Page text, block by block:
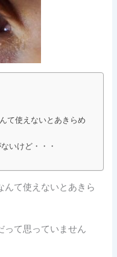
て使えないとあきらめ
いけど・・・
んて使えないとあきら
って思っていません